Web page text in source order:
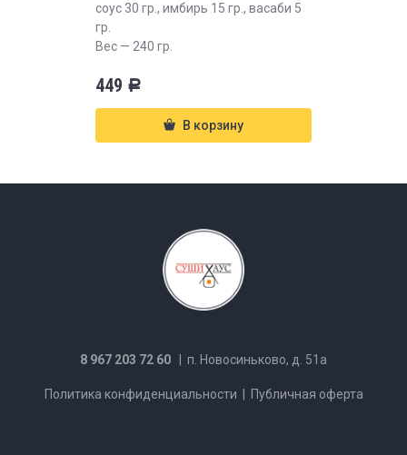
соус 30 гр., имбирь 15 гр., васаби 5
гр.
Вес — 240 гр.
449 Р
В корзину
8 967 203 72 60 | п. Новосиньково, д. 51а
Политика конфиденциальности Публичная оферта